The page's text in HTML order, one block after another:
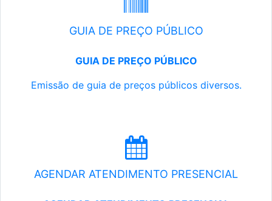
GUIA DE PREÇO PÚBLICO
GUIA DE PREÇO PÚBLICO
Emissão de guia de preços públicos diversos.
AGENDAR ATENDIMENTO PRESENCIAL